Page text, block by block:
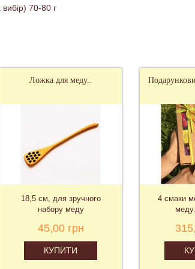
70-80 г
Ложка для меду..
18,5 см, для зручного
набору меду
45,00 грн
КУПИТИ
4 смаки